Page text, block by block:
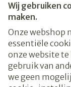
Wij gebruiken
maken.
Onze webshop
essentiële
onze website
gebruik van
we geen
Door op
nieuwsbrief en